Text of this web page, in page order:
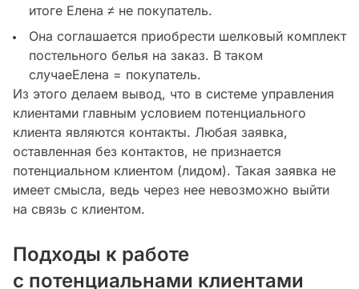
итоге Елена ≠ не покупатель.
Она соглашается приобрести шелковый комплект
постельного белья на заказ. В таком
случаеЕлена = покупатель.
Из этого делаем вывод, что в системе управления
клиентами главным условием потенциального
клиента являются контакты. Любая заявка,
оставленная без контактов, не признается
потенциальном клиентом (лидом). Такая заявка не
имеет смысла, ведь через нее невозможно выйти
на связь с клиентом.
Подходы к работе
с потенциальнами клиентами